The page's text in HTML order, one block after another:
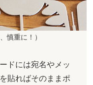
慎重に！）
ドには宛名やメッ
貼ればそのままポ